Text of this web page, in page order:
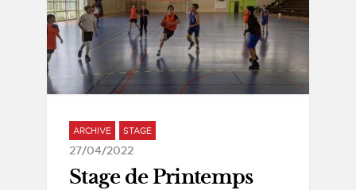
ARCHIVE STAGE
27/04/2022
Stage de Printemps